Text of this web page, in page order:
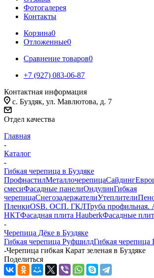
Фотогалерея
Контакты
Корзина0
Отложенные0
Сравнение товаров0
+7 (927) 083-06-87
Контактная информация
c. Буздяк, ул. Мавлютова, д. 7
Отдел качества
Главная
-
Каталог
-
Гибкая черепица в Буздяке
ПрофнастилМеталлочерепицаСайдинг
смесиФасадные панелиОндулинГибкая
черепицаСнегозадержателиУтеплители
ПленкиOSB. ОСП. ГКЛТруба профильная.
НКТФасадная плита HauberkФасадные
-
Черепица Дёке в Буздяке
Гибкая черепица РуфшилдГибкая
-Черепица гибкая Карат зеленая в Буздяке
Поделиться